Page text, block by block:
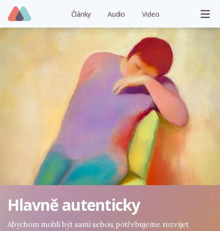
Články Audio Video
Hlavně autenticky
Abychom mohli být sami sebou, potřebujeme rozvíjet